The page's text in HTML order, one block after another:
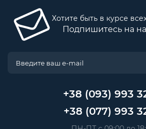
Хотите быть в курсе
Подпишитесь на
+38 (093) 993
+38 (077) 993